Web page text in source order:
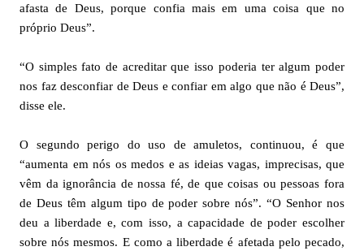
afasta de Deus, porque confia mais em uma coisa que no
próprio Deus”.
“O simples fato de acreditar que isso poderia ter algum poder
nos faz desconfiar de Deus e confiar em algo que não é Deus”,
disse ele.
O segundo perigo do uso de amuletos, continuou, é que
“aumenta em nós os medos e as ideias vagas, imprecisas, que
vêm da ignorância de nossa fé, de que coisas ou pessoas fora
de Deus têm algum tipo de poder sobre nós”. “O Senhor nos
deu a liberdade e, com isso, a capacidade de poder escolher
sobre nós mesmos. E como a liberdade é afetada pelo pecado,